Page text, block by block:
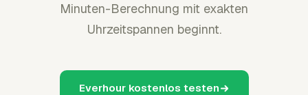
Minuten-Berechnung mit exakten
Uhrzeitspannen beginnt.
Everhour kostenlos testen